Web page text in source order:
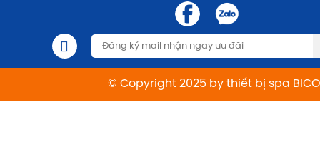
© Copyright 2025 by thiết bị spa BICO